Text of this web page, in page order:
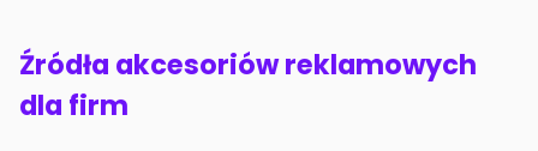
Źródła akcesoriów reklamowych
dla firm